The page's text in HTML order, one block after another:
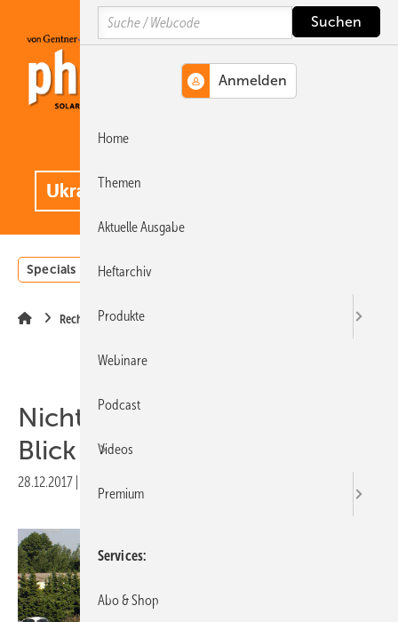
Hauptinhalt
Hauptmenü
SiteSearch
Specials Einstrahlungsatlas
Recht
Nicht nur die eigene Insel im
Blick behalten
28.12.2017
Search
Home
Themen
Aktuelle Ausgabe
Heftarchiv
Produkte
Webinare
Podcast
Videos
Premium
Services
Abo & Shop